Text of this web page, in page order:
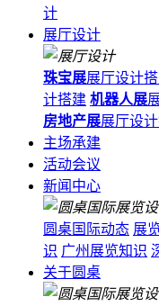
计
展厅设计
珠宝展展厅设计
计搭建 机器人展
房地产展展厅设
主场承建
活动会议
新闻中心
圆桌国际动态 展
识 广州展览知识
关于圆桌